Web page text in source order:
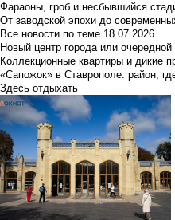
Фараоны, гроб и несбывшийся
От заводской эпохи до
Все новости по теме 18.07.2026
Новый центр города или
Коллекционные квартиры и дикие
«Сапожок» в Ставрополе: район,
Здесь отдыхать